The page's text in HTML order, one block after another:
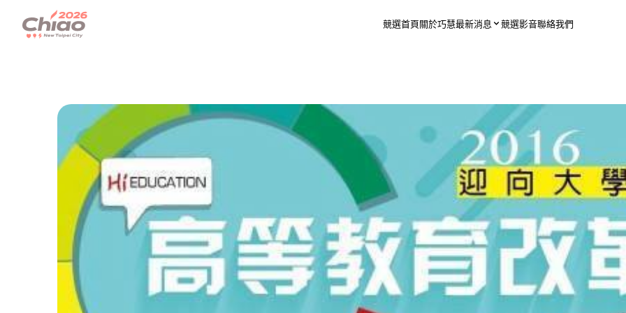
競選首頁關於巧慧最新消息 競選影音聯絡我們